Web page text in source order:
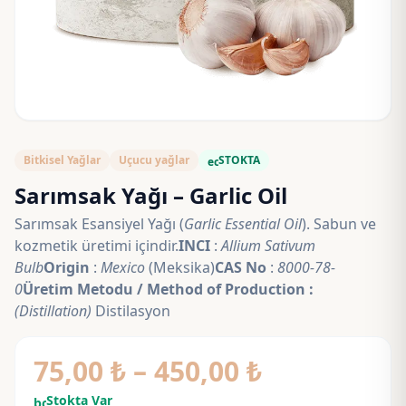
Bitkisel Yağlar Uçucu yağlar ecoSTOKTA
Sarımsak Yağı – Garlic Oil
Sarımsak Esansiyel Yağı (Garlic Essential Oil). Sabun ve
kozmetik üretimi içindir.INCI :Allium Sativum
BulbOrigin : Mexico(Meksika)CAS No : 8000-78-
0Üretim Metodu / Method of Production :
(Distillation) Distilasyon
75,00 ₺ – 450,00 ₺Fiyat
Stokta Var